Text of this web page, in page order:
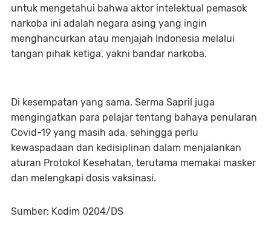
untuk mengetahui bahwa aktor intelektual pemasok
narkoba ini adalah negara asing yang ingin
menghancurkan atau menjajah Indonesia melalui
tangan pihak ketiga, yakni bandar narkoba.
Di kesempatan yang sama, Serma Sapril juga
mengingatkan para pelajar tentang bahaya penularan
Covid-19 yang masih ada, sehingga perlu
kewaspadaan dan kedisiplinan dalam menjalankan
aturan Protokol Kesehatan, terutama memakai masker
dan melengkapi dosis vaksinasi.
Sumber: Kodim 0204/DS